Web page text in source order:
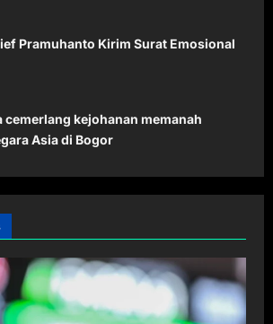
Pramuhanto Kirim Surat Emosional
cemerlang kejohanan memanah
Asia di Bogor